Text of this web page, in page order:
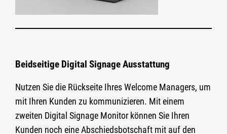
Beidseitige Digital Signage Ausstattung
Nutzen Sie die Rückseite Ihres Welcome Managers, um
mit Ihren Kunden zu kommunizieren. Mit einem
zweiten Digital Signage Monitor können Sie Ihren
Kunden noch eine Abschiedsbotschaft mit auf den